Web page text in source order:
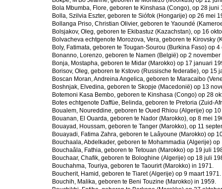
Bola Mbumba, Flore, geboren te Kinshasa (Congo), op 28 juni
Bolla, Szilvia Eszter, geboren te Siófok (Hongarije) op 26 mei
Bollanga Priso, Christian Olivier, geboren te Yaoundé
Bolsjakov, Oleg, geboren te Ekibastuz (Kazachstan), op 16
Bolvacheva echtgenote Morozova, Vera, geboren te Kirovsky
Boly, Fatimata, geboren te Tougan-Sourou (Burkina Faso) op
Bonanno, Lorenzo, geboren te Namen (België) op 2 november
Bonja, Mostapha, geboren te Midar (Marokko) op 17 januari
Borisov, Oleg, geboren te Kstovo (Russische federatie), op 15
Boscan Moran, Andreina Angelica, geboren te Maracaibo
Boshnjak, Elvedina, geboren te Skopje (Macedonië) op 13
Botemoni Kasa Bembo, geboren te Kinshasa (Congo) op 28
Botes echtgenote Daffüe, Belinda, geboren te Pretoria (Zuid-
Boualem, Noureddine, geboren te Oued Rhiou (Algerije) op
Bouanan, El Ouarda, geboren te Nador (Marokko), op 8 mei
Bouayad, Houssam, geboren te Tanger (Marokko), op 11
Bouayadi, Fatima Zahra, geboren te Laâyoune (Marokko) op
Bouchaala, Abdelkader, geboren te Mohammadia (Algerije)
Bouchaâla, Fathia, geboren te Tetouan (Marokko) op 19 juli
Bouchaar, Chafik, geboren te Bologhine (Algerije) op 18 juli
Bouchahma, Touriya, geboren te Taourirt (Marokko) in 1971.
Boucherit, Hamid, geboren te Tiaret (Algerije) op 9 maart 1971.
Bouchih, Malika, geboren te Beni Touzine (Marokko) in 1959.